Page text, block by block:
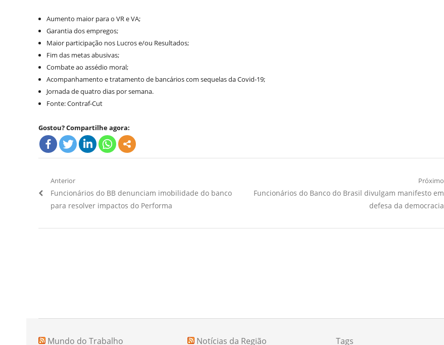
Aumento maior para o VR e VA;
Garantia dos empregos;
Maior participação nos Lucros e/ou Resultados;
Fim das metas abusivas;
Combate ao assédio moral;
Acompanhamento e tratamento de bancários com sequelas da Covid-19;
Jornada de quatro dias por semana.
Fonte: Contraf-Cut
Gostou? Compartilhe agora:
Navegação
de
Anterior
Artigo
Anterior:
Funcionários do BB denunciam imobilidade do banco
para resolver impactos do Performa
Próximo
Próximo
Funcionários do Banco do Brasil divulgam manifesto em
defesa da democracia
Mundo do Trabalho Notícias da Região Tags